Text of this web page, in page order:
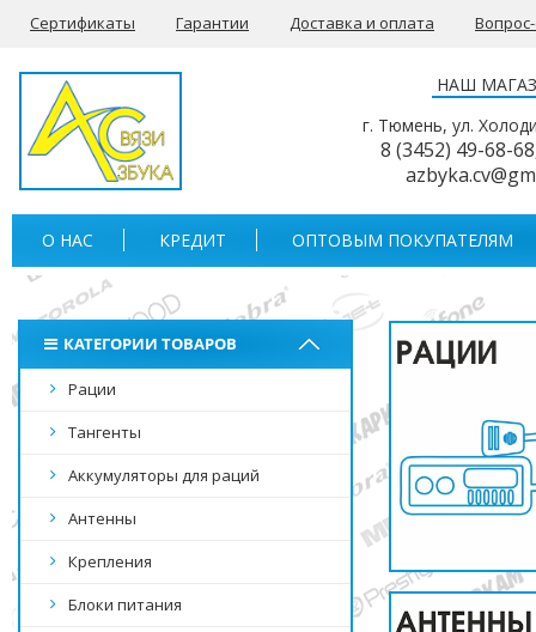
Сертификаты Гарантии Доставка и оплата
НАШ
г. Тюмень, ул.
8 (3452) 49-68-68
О НАС КРЕДИТ ОПТОВЫМ ПОКУПАТЕЛЯМ
КАТЕГОРИИ ТОВАРОВ
Рации
Тангенты
Аккумуляторы для раций
Антенны
Крепления
Блоки питания